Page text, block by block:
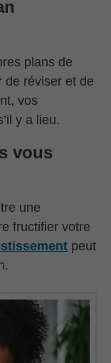
plans de
de réviser et de
vos
y a lieu.
vous
une
fructifier votre
peut